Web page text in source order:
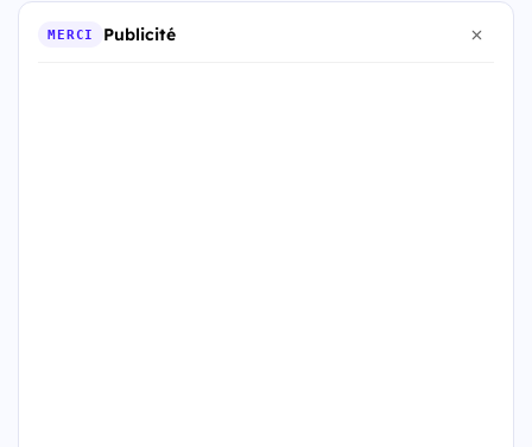
MERCI Publicité